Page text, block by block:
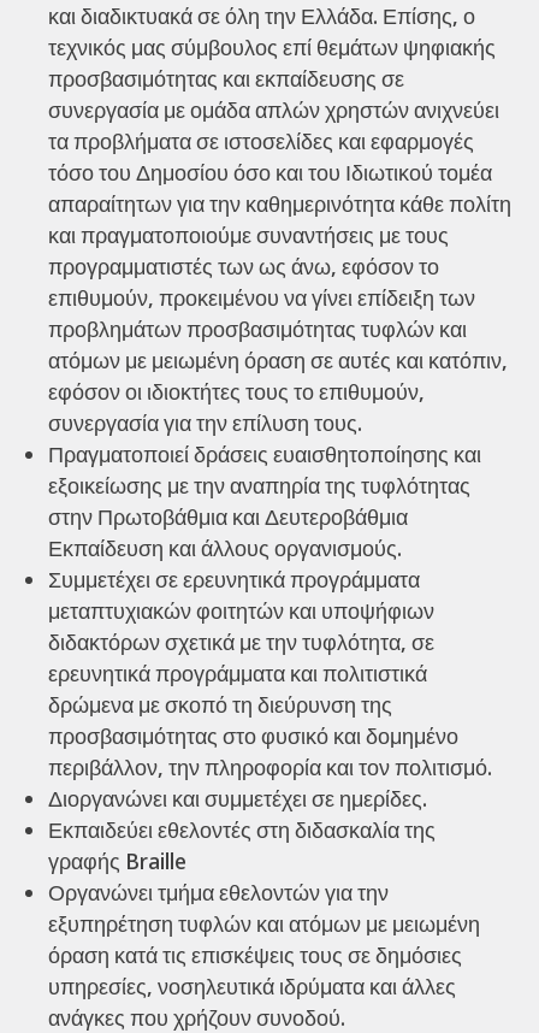
και διαδικτυακά σε όλη την Ελλάδα. Επίσης, ο
τεχνικός μας σύμβουλος επί θεμάτων ψηφιακής
προσβασιμότητας και εκπαίδευσης σε
συνεργασία με ομάδα απλών χρηστών ανιχνεύει
τα προβλήματα σε ιστοσελίδες και εφαρμογές
τόσο του Δημοσίου όσο και του Ιδιωτικού τομέα
απαραίτητων για την καθημερινότητα κάθε πολίτη
και πραγματοποιούμε συναντήσεις με τους
προγραμματιστές των ως άνω, εφόσον το
επιθυμούν, προκειμένου να γίνει επίδειξη των
προβλημάτων προσβασιμότητας τυφλών και
ατόμων με μειωμένη όραση σε αυτές και κατόπιν,
εφόσον οι ιδιοκτήτες τους το επιθυμούν,
συνεργασία για την επίλυση τους.
Πραγματοποιεί δράσεις ευαισθητοποίησης και
εξοικείωσης με την αναπηρία της τυφλότητας
στην Πρωτοβάθμια και Δευτεροβάθμια
Εκπαίδευση και άλλους οργανισμούς.
Συμμετέχει σε ερευνητικά προγράμματα
μεταπτυχιακών φοιτητών και υποψήφιων
διδακτόρων σχετικά με την τυφλότητα, σε
ερευνητικά προγράμματα και πολιτιστικά
δρώμενα με σκοπό τη διεύρυνση της
προσβασιμότητας στο φυσικό και δομημένο
περιβάλλον, την πληροφορία και τον πολιτισμό.
Διοργανώνει και συμμετέχει σε ημερίδες.
Εκπαιδεύει εθελοντές στη διδασκαλία της
γραφής Braille
Οργανώνει τμήμα εθελοντών για την
εξυπηρέτηση τυφλών και ατόμων με μειωμένη
όραση κατά τις επισκέψεις τους σε δημόσιες
υπηρεσίες, νοσηλευτικά ιδρύματα και άλλες
ανάγκες που χρήζουν συνοδού.